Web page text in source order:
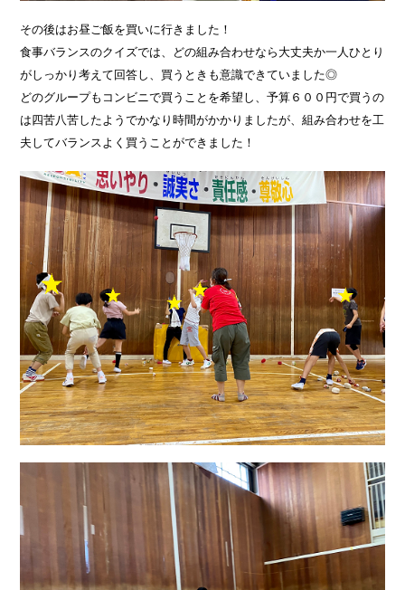
その後はお昼ご飯を買いに行きました！
食事バランスのクイズでは、どの組み合わせなら大丈夫か一人ひとり
がしっかり考えて回答し、買うときも意識できていました◎
どのグループもコンビニで買うことを希望し、予算６００円で買うの
は四苦八苦したようでかなり時間がかかりましたが、組み合わせを工
夫してバランスよく買うことができました！